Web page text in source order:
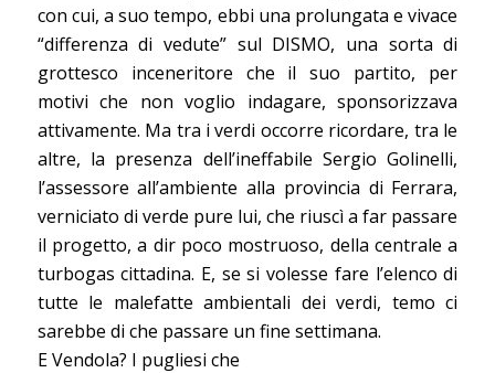
con cui, a suo tempo, ebbi una prolungata e vivace
“differenza di vedute” sul DISMO, una sorta di
grottesco inceneritore che il suo partito, per
motivi che non voglio indagare, sponsorizzava
attivamente. Ma tra i verdi occorre ricordare, tra le
altre, la presenza dell’ineffabile Sergio Golinelli,
l’assessore all’ambiente alla provincia di Ferrara,
verniciato di verde pure lui, che riuscì a far passare
il progetto, a dir poco mostruoso, della centrale a
turbogas cittadina. E, se si volesse fare l’elenco di
tutte le malefatte ambientali dei verdi, temo ci
sarebbe di che passare un fine settimana.
E Vendola? I pugliesi che